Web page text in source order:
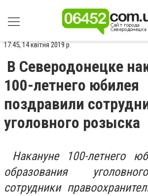
17:45, 14 квітня 2019 р.
В Северодонецке
100-летнего юбилея
поздравили
уголовного розыска
Накануне 100-летнего
образования
сотрудники